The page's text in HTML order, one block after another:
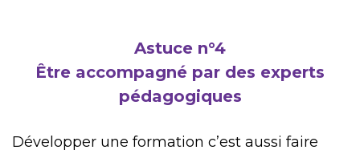
Astuce n°4
Être accompagné par des experts
pédagogiques
Développer une formation c’est aussi faire